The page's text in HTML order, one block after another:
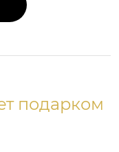
подарком